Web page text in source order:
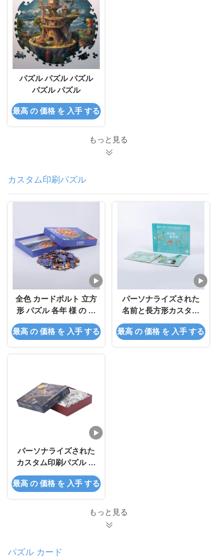
パズル パズル パズル
パズル パズル
最高 の 価格 を 入手 する
もっと見る
カスタム印刷パズル
全色 カードボルト 立方
形 パズル 各年 様 の 人
に 向け
最高 の 価格 を 入手 する
パーソナライズされた
名前と長方形カスタム
プリントパズル 紙紙 中
間難点
最高 の 価格 を 入手 する
パーソナライズされた
カスタム印刷パズル す
べての年齢のためのフ
ルカラー印刷
最高 の 価格 を 入手 する
もっと見る
パズル カード